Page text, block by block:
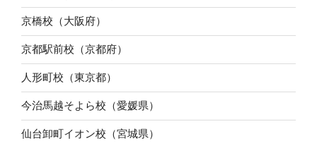
京橋校（大阪府）
京都駅前校（京都府）
人形町校（東京都）
今治馬越そよら校（愛媛県）
仙台卸町イオン校（宮城県）